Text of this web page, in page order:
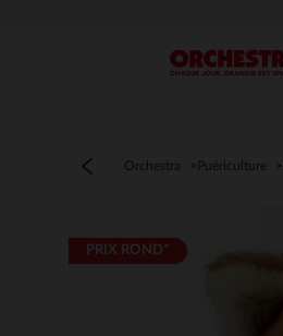
Menu
Orchestra Puériculture
PRIX ROND*